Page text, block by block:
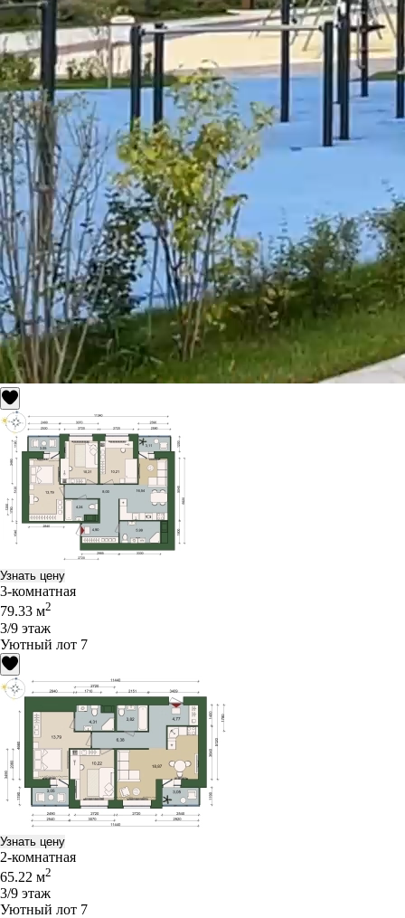
Узнать цену
3-комнатная
79.33 м2
3/9 этаж
Уютный лот 7
Узнать цену
2-комнатная
65.22 м2
3/9 этаж
Уютный лот 7